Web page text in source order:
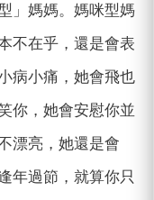
」媽媽。媽咪型媽
不在乎，還是會表
病小痛，她會飛也
你，她會安慰你並
漂亮，她還是會
年過節，就算你只